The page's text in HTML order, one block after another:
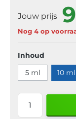
Jouw prijs 9
Nog 4 op
Inhoud
5 ml
10 ml